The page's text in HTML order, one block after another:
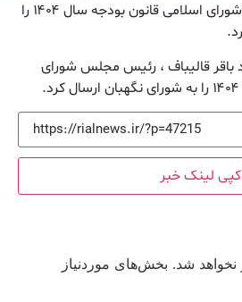
ریال نیوز : رئیس مجلس شورای اسلامی قانون بودجه سال ۱۴۰۴ را
باقر قالیباف ، رئیس مجلس شورای
کپی لینک خبر
شد. بخش‌های موردنیاز